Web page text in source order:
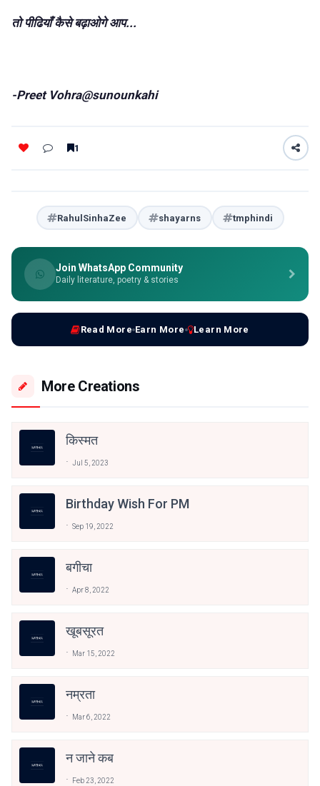
तो पीढियाँ कैसे बढ़ाओगे आप...
-Preet Vohra@sunounkahi
1
RahulSinhaZee shayarns tmphindi
Join WhatsApp Community
Daily literature, poetry & stories
Read More Earn More Learn More
More Creations
किस्मत
Jul 5, 2023
Birthday Wish For PM
Sep 19, 2022
बगीचा
Apr 8, 2022
खूबसूरत
Mar 15, 2022
नम्रता
Mar 6, 2022
न जाने कब
Feb 23, 2022